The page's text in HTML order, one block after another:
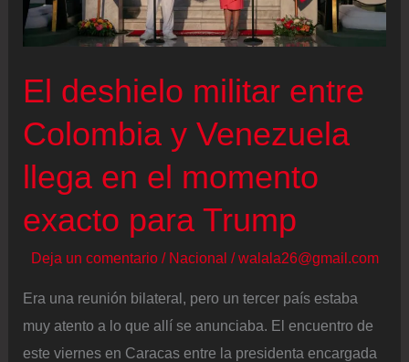
Revolution
El deshielo militar entre
Colombia y Venezuela
llega en el momento
exacto para Trump
Deja un comentario / Nacional /walala26@gmail.com
Era una reunión bilateral, pero un tercer país estaba
muy atento a lo que allí se anunciaba. El encuentro de
este viernes en Caracas entre la presidenta encargada